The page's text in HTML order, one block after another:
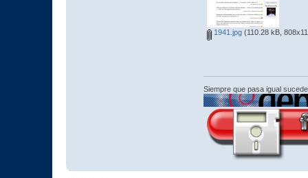
1941.jpg(110.28 kB,
Siempre que pasa igual